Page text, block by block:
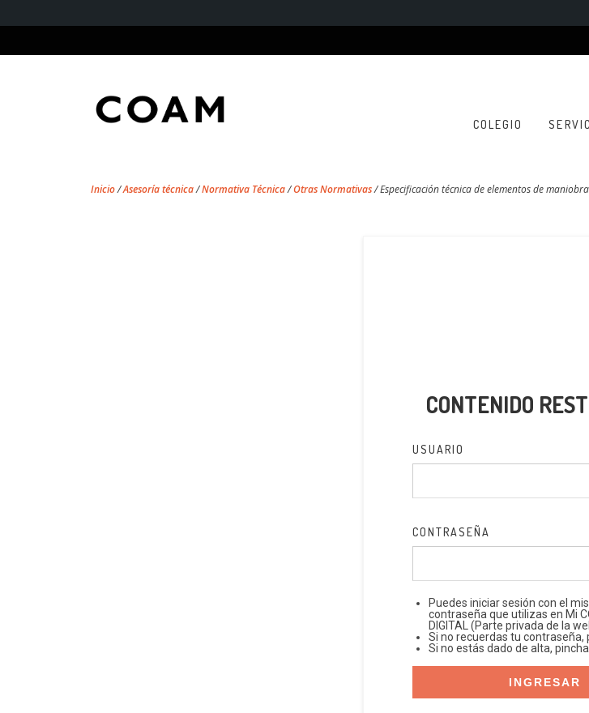
COLEGIO
Inicio/Asesoría técnica/Normativa Técnica/Otras Normativas/Especificación técnica de elementos de
CONTENIDO
USUARIO
CONTRASEÑA
Puedes iniciar sesión con el
contraseña que utilizas en Mi
DIGITAL (Parte privada de la
Si no recuerdas tu contraseña,
Si no estás dado de alta, pincha